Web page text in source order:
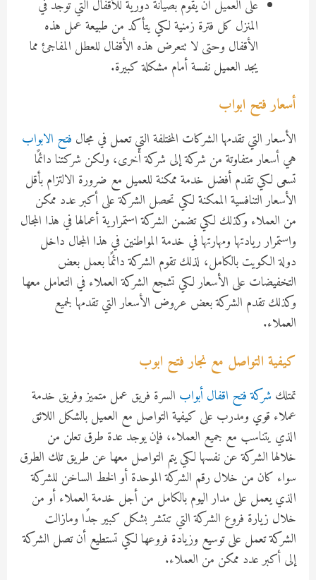
على العميل أن يقوم بصيانة دورية للأقفال التي توجد في
المنزل كل فترة زمنية لكي يتأكد من طبيعة عمل هذه
الأقفال وحتى لا تتعرض هذه الأقفال للعطل المفاجئ مما
يجد العميل نفسة أمام مشكلة كبيرة.
أسعار فتح ابواب
الأسعار التي تقدمها الشركات المختلفة التي تعمل في مجال فتح الابواب
هي أسعار متفاوتة من شركة إلى شركة أخرى، ولكن شركتنا دائمًا
تسعى لكي تقدم أفضل خدمة ممكنة للعميل مع ضرورة الالتزام بأقل
الأسعار التنافسية الممكنة لكي تحصل الشركة على أكبر عدد ممكن
من العملاء وكذلك لكي تضمن الشركة استمرارية أعمالها في هذا المجال
واستمرار ريادتها ومهارتها في خدمة المواطنين في هذا المجال داخل
دولة الكويت بالكامل، لذلك تقوم الشركة دائمًا بعمل بعض
التخفيضات على الأسعار لكي تشجع الشركة العملاء في التعامل معها
وكذلك تقدم الشركة بعض عروض الأسعار التي تقدمها لجميع
العملاء.
كيفية التواصل مع نجار فتح ابوب
تمتلكشركة فتح اقفال أبواب السرة فريق عمل متميز وفريق خدمة
عملاء قوي ومدرب على كيفية التواصل مع العميل بالشكل اللائق
الذي يتناسب مع جميع العملاء، فإن يوجد عدة طرق تعلن من
خلالها الشركة عن نفسها لكي يتم التواصل معها عن طريق تلك الطرق
سواء كان من خلال رقم الشركة الموحدة أو الخط الساخن للشركة
الذي يعمل على مدار اليوم بالكامل من أجل خدمة العملاء أو من
خلال زيارة فروع الشركة التي تنتشر بشكل كبير جدًا ومازالت
الشركة تعمل على توسيع وزيادة فروعها لكي تستطيع أن تصل الشركة
إلى أكبر عدد ممكن من العملاء.